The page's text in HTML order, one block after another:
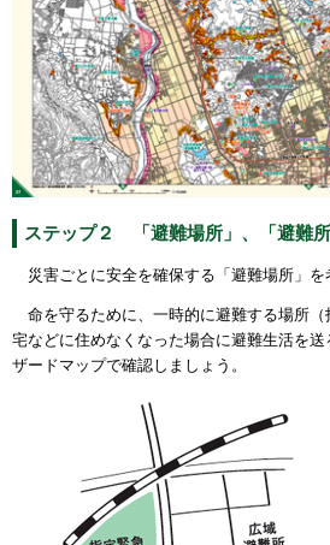
ステップ２ 「避難場所」、「避難
災害ごとに安全を確保する「避難場所」を
命を守るために、一時的に避難する場所（
宅などに住めなくなった場合に避難生活を
ザードマップで確認しましょう。